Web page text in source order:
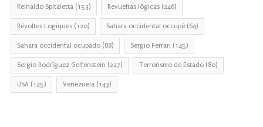
Reinaldo Spitaletta (153) Revueltas lógicas (246)
Révoltes Logiques (120) Sahara occidental occupé (64)
Sahara occidental ocupado (88) Sergio Ferrari (145)
Sergio Rodríguez Gelfenstein (227) Terrorismo de Estado (80)
USA (145) Venezuela (143)